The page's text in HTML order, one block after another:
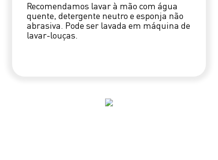
Recomendamos lavar à mão com água
quente, detergente neutro e esponja não
abrasiva. Pode ser lavada em máquina de
lavar-louças.